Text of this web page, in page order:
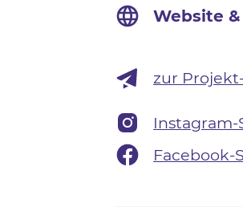
Website
zur
Instagram-
Facebook-